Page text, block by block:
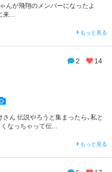
んが飛翔のメンバーになったよ
...
もっと見る
2 14
ん 伝説やろうと集まったら、私と
なっちゃって伝...
もっと見る